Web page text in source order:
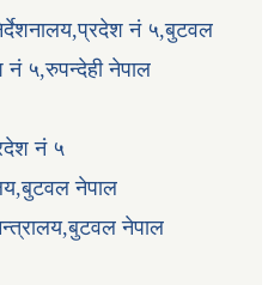
नं ५,बुटवल
नं ५,रुपन्देही नेपाल
नं ५
नेपाल
नेपाल